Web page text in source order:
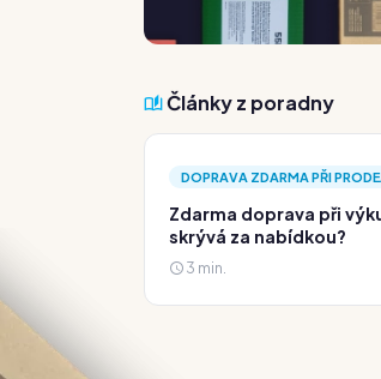
Články z poradny
DOPRAVA ZDARMA PŘI
Zdarma doprava při
skrývá za nabídkou?
3 min.